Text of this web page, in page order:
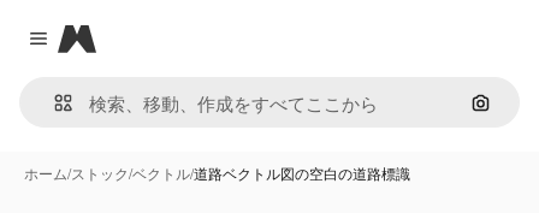
Close menu
Magnific
画像で
ホーム/ストック/ベクトル/道路ベクトル図の空白の道路標識